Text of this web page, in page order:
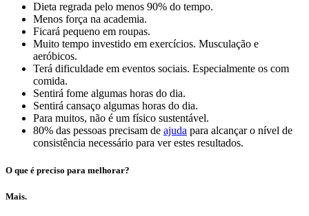
Dieta regrada pelo menos 90% do tempo.
Menos força na academia.
Ficará pequeno em roupas.
Muito tempo investido em exercícios. Musculação e
aeróbicos.
Terá dificuldade em eventos sociais. Especialmente os com
comida.
Sentirá fome algumas horas do dia.
Sentirá cansaço algumas horas do dia.
Para muitos, não é um físico sustentável.
80% das pessoas precisam de ajuda para alcançar o nível de
consistência necessário para ver estes resultados.
O que é preciso para melhorar?
Mais.